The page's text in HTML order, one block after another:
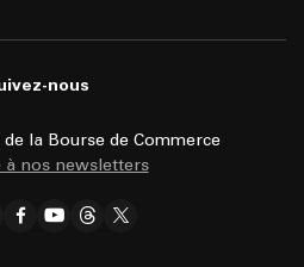
nous
de la Bourse de Commerce
à nos newsletters